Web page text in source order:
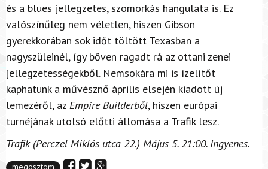
és a blues jellegzetes, szomorkás hangulata is. Ez
valószínűleg nem véletlen, hiszen Gibson
gyerekkorában sok időt töltött Texasban a
nagyszüleinél, így bőven ragadt rá az ottani zenei
jellegzetességekből. Nemsokára mi is ízelítőt
kaphatunk a művésznő április elsején kiadott új
lemezéről, az Empire Builderből, hiszen európai
turnéjának utolsó előtti állomása a Trafik lesz.
Trafik (Perczel Miklós utca 22.) Május 5. 21:00. Ingyenes.
megosztom